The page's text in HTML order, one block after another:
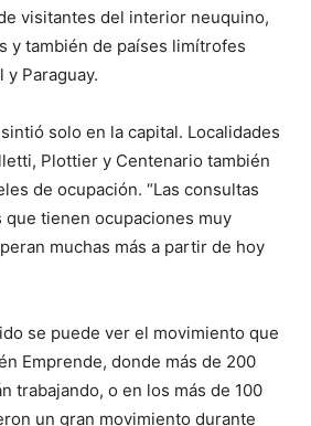
visitantes del interior neuquino,
y también de países limítrofes
y Paraguay.
solo en la capital. Localidades
Plottier y Centenario también
de ocupación. “Las consultas
que tienen ocupaciones muy
muchas más a partir de hoy
se puede ver el movimiento que
Emprende, donde más de 200
trabajando, o en los más de 100
un gran movimiento durante